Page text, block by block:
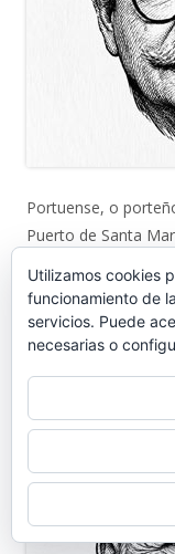
Portuense, o
Puerto de Santa
radio andaluzas.
----
Editor: José Luis
Utilizamos cookies
funcionamiento de
servicios. Puede
necesarias o